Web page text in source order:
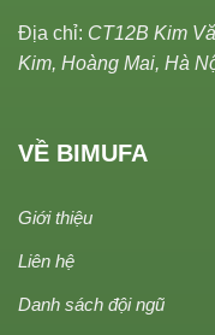
Địa chỉ: CT12B Kim
Kim, Hoàng Mai, Hà
VỀ BIMUFA
Giới thiệu
Liên hệ
Danh sách đội ngũ